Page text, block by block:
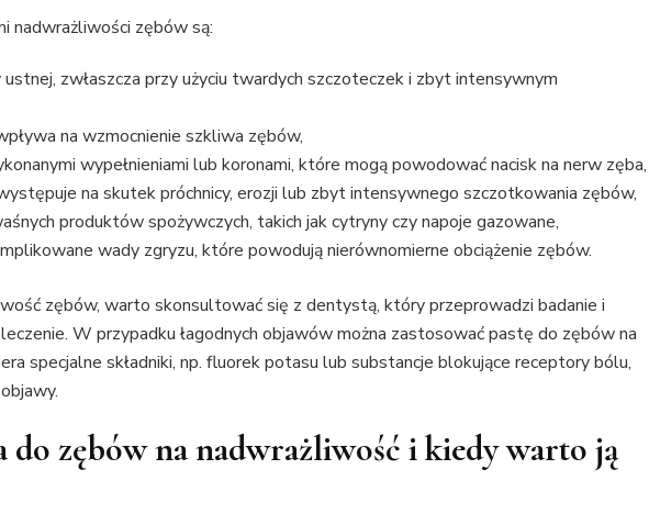
nadwrażliwości zębów są:
ustnej, zwłaszcza przy użyciu twardych szczoteczek i zbyt intensywnym
na wzmocnienie szkliwa zębów,
wypełnieniami lub koronami, które mogą powodować nacisk na nerw zęba,
na skutek próchnicy, erozji lub zbyt intensywnego szczotkowania zębów,
produktów spożywczych, takich jak cytryny czy napoje gazowane,
wady zgryzu, które powodują nierównomierne obciążenie zębów.
zębów, warto skonsultować się z dentystą, który przeprowadzi badanie i
W przypadku łagodnych objawów można zastosować pastę do zębów na
specjalne składniki, np. fluorek potasu lub substancje blokujące receptory bólu,
do zębów na nadwrażliwość i kiedy warto ją